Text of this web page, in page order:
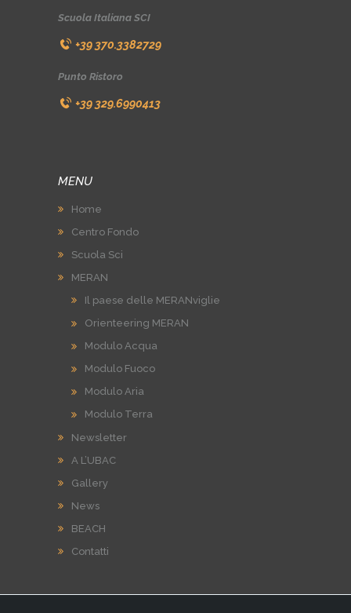
Scuola Italiana SCI
+39 370.3382729
Punto Ristoro
+39 329.6990413
MENU
Home
Centro Fondo
Scuola Sci
MERAN
Il paese delle MERANviglie
Orienteering MERAN
Modulo Acqua
Modulo Fuoco
Modulo Aria
Modulo Terra
Newsletter
A L’UBAC
Gallery
News
BEACH
Contatti